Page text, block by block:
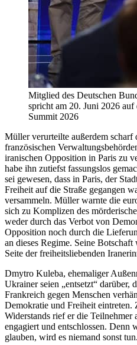
Mitglied des Deutschen
spricht am 20. Juni 2026
Summit 2026
Müller verurteilte außerdem scharf
französischen
iranischen Opposition in Paris zu
habe ihn zutiefst fassungslos
sei gewesen, dass in Paris, der
Freiheit auf die Straße gegangen
versammeln. Müller warnte die
sich zu Komplizen des
weder durch das Verbot von
Opposition noch durch die
an dieses Regime. Seine
Seite der freiheitsliebenden
Dmytro Kuleba, ehemaliger
Ukrainer seien „entsetzt“ darüber,
Frankreich gegen Menschen
Demokratie und Freiheit eintreten.
Widerstands rief er die Teilnehmer
engagiert und entschlossen. Denn
glauben, wird es niemand sonst